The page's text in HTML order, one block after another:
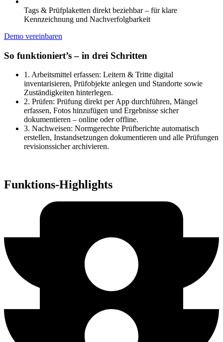
Tags & Prüfplaketten direkt beziehbar – für klare
Kennzeichnung und Nachverfolgbarkeit
Demo vereinbaren
So funktioniert’s – in drei Schritten
1. Arbeitsmittel erfassen: Leitern & Tritte digital
inventarisieren, Prüfobjekte anlegen und Standorte sowie
Zuständigkeiten hinterlegen.
2. Prüfen: Prüfung direkt per App durchführen, Mängel
erfassen, Fotos hinzufügen und Ergebnisse sicher
dokumentieren – online oder offline.
3. Nachweisen: Normgerechte Prüfberichte automatisch
erstellen, Instandsetzungen dokumentieren und alle Prüfungen
revisionssicher archivieren.
Funktions-Highlights